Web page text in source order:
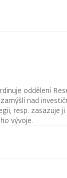
oddělení
nad
resp. zasazuje
vývoje.